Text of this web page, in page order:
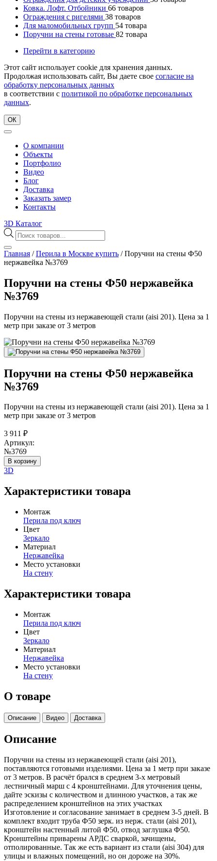
Ковка. Лофт. Отбойники 66 товаров
Ограждения с ригелями 38 товаров
Для маломобильных групп 54 товара
Поручни на стены готовые 82 товара
Перейти в категорию
Этот сайт использует cookie для хранения данных.
Продолжая использовать сайт, Вы даете свое согласие на
обработку персональных данных
в соответствии с политикой по обработке персональных
данных.
ОК
О компании
Объекты
Портфолио
Видео
Блог
Доставка
Заказать замер
Контакты
3D Каталог
Поиск
товаров
Главная /Перила в Москве купить /Поручни на стены Ф50
нержавейка №3769
Поручни на стены Ф50 нержавейка
№3769
Поручни на стены из нержавеющей стали (aisi 201). Цена за 1
метр при заказе от 3 метров
Поручни на стены Ф50 нержавейка
№3769
Поручни на стены из нержавеющей стали (aisi 201). Цена за 1
метр при заказе от 3 метров
3 911 ₽
Артикул:
№3769
В корзину
3D
Характеристики товара
Монтаж
Перила под ключ
Цвет
Зеркало
Материал
Нержавейка
Место установки
На стену
Характеристики товара
Монтаж
Перила под ключ
Цвет
Зеркало
Материал
Нержавейка
Место установки
На стену
О товаре
Описание Видео Доставка
Описание
Поручни на стены из нержавеющей стали (aisi 201),
поставляются готовыми изделиями. Цена за 1 метр при заказе
от 3 метров. В расчёт брался в среднем 3-х метровый
лестничный марш с 4 кронштейнами. Для уточнения цены,
дайте эскизы с количеством и длинною участков, а так же
распределением кронштейнов на этих участках
Изготовление и согласование занимает в среднем 3-5 дней. В
комплект входит труба Ф50 зерк. из нерж. стали (aisi 201),
кронштейн настенный литой Ф50, отвод заглушка Ф50.
Кронштейны приварены АРДС сваркой, зачищены,
отполированные. Так же есть вариант из стали (aisi 304) для
улицы и влажных помещений, но он дороже на 30%.